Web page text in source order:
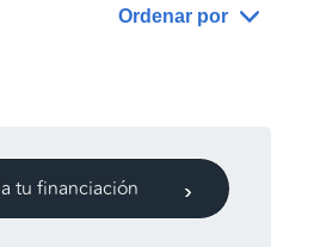
Ordenar por
tu financiación